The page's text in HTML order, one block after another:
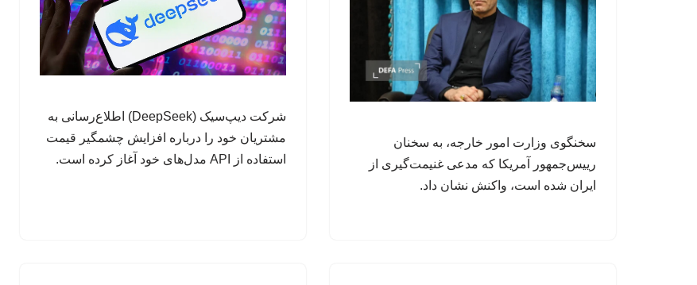
سخنگوی وزارت امور خارجه، به سخنان
رییس‌جمهور آمریکا که مدعی غنیمت‌گیری از
ایران شده است، واکنش نشان داد.
شرکت دیپ‌سیک (DeepSeek) اطلاع‌رسانی به
مشتریان خود را درباره افزایش چشمگیر قیمت
استفاده از API مدل‌های خود آغاز کرده است.